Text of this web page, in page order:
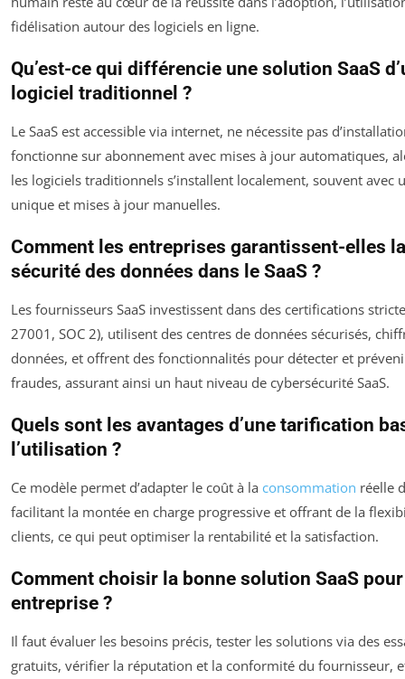
fidélisation autour des logiciels en ligne.
Qu’est-ce qui différencie une solution SaaS
logiciel traditionnel ?
Le SaaS est accessible via internet, ne nécessite pas
fonctionne sur abonnement avec mises à jour automatiques,
les logiciels traditionnels s’installent localement, souvent avec
unique et mises à jour manuelles.
Comment les entreprises garantissent-elles la
sécurité des données dans le SaaS ?
Les fournisseurs SaaS investissent dans des certifications
27001, SOC 2), utilisent des centres de données sécurisés,
données, et offrent des fonctionnalités pour détecter et
fraudes, assurant ainsi un haut niveau de cybersécurité SaaS.
Quels sont les avantages d’une tarification
l’utilisation ?
Ce modèle permet d’adapter le coût à la consommation réelle
facilitant la montée en charge progressive et offrant de la
clients, ce qui peut optimiser la rentabilité et la satisfaction.
Comment choisir la bonne solution SaaS
entreprise ?
Il faut évaluer les besoins précis, tester les solutions via des
gratuits, vérifier la réputation et la conformité du fournisseur,